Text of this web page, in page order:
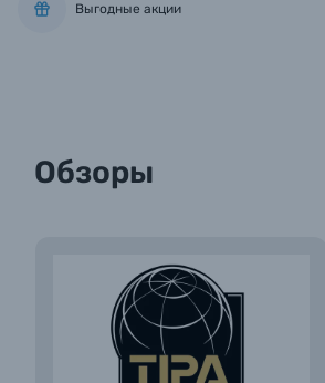
Выгодные акции
Обзоры